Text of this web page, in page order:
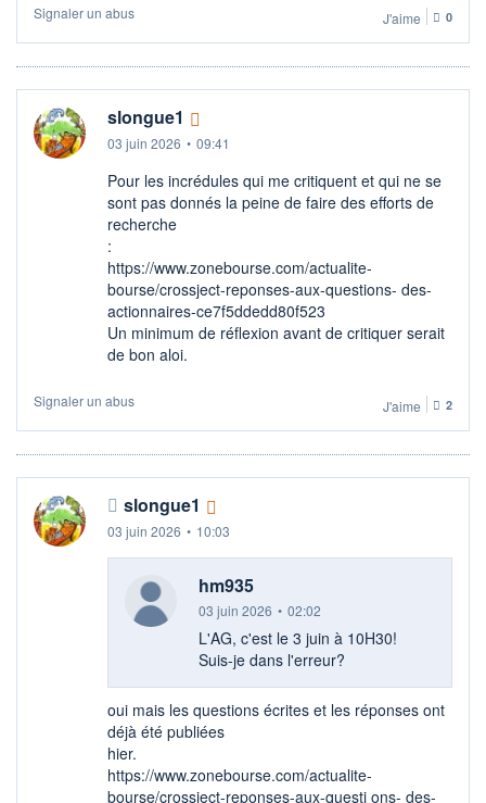
Signaler un abus J'aime 0
slongue1
03 juin 2026 • 09:41
Pour les incrédules qui me critiquent et qui ne se
sont pas donnés la peine de faire des efforts de
recherche
:
https://www.zonebourse.com/actualite-
bourse/crossject-reponses-aux-questions- des-
actionnaires-ce7f5ddedd80f523
Un minimum de réflexion avant de critiquer serait
de bon aloi.
Signaler un abus J'aime 2
slongue1
03 juin 2026 • 10:03
hm935
03 juin 2026 • 02:02
L'AG, c'est le 3 juin à 10H30!
Suis-je dans l'erreur?
oui mais les questions écrites et les réponses ont
déjà été publiées
hier.
https://www.zonebourse.com/actualite-
bourse/crossject-reponses-aux-questi ons- des-